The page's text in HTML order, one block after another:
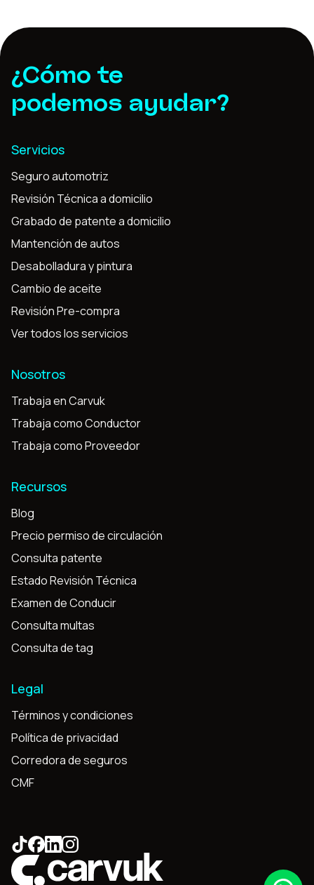
¿Cómo te
podemos ayudar?
Servicios
Seguro automotriz
Revisión Técnica a domicilio
Grabado de patente a domicilio
Mantención de autos
Desabolladura y pintura
Cambio de aceite
Revisión Pre-compra
Ver todos los servicios
Nosotros
Trabaja en Carvuk
Trabaja como Conductor
Trabaja como Proveedor
Recursos
Blog
Precio permiso de circulación
Consulta patente
Estado Revisión Técnica
Examen de Conducir
Consulta multas
Consulta de tag
Legal
Términos y condiciones
Política de privacidad
Corredora de seguros
CMF